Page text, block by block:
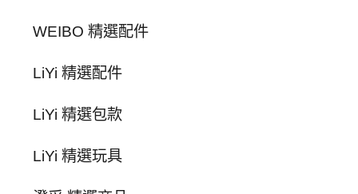
WEIBO 精選配件
LiYi 精選配件
LiYi 精選包款
LiYi 精選玩具